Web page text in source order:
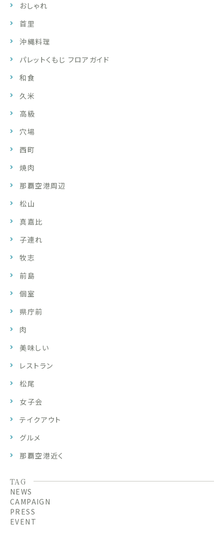
おしゃれ
首里
沖縄料理
パレットくもじ フロアガイド
和食
久米
高級
穴場
西町
焼肉
那覇空港周辺
松山
真嘉比
子連れ
牧志
前島
個室
県庁前
肉
美味しい
レストラン
松尾
女子会
テイクアウト
グルメ
那覇空港近く
TAG
NEWS
CAMPAIGN
PRESS
EVENT